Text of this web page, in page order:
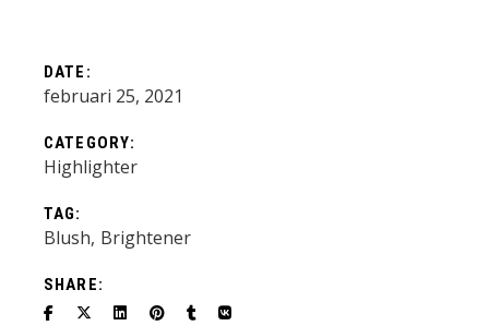
DATE:
februari 25, 2021
CATEGORY:
Highlighter
TAG:
Blush Brightener
SHARE: